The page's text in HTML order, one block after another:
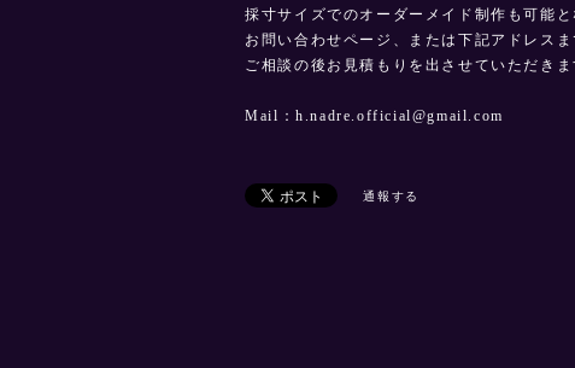
採寸サイズでのオーダーメイド制作も可能と
お問い合わせページ、または下記アドレスま
ご相談の後お見積もりを出させていただきま
Mail：h.nadre.official@gmail.com
通報する